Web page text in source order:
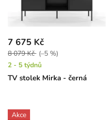
TV stolek Mirka - černá
7 675 Kč
8 079 Kč (–5 %)
2 - 5 týdnů
Akce